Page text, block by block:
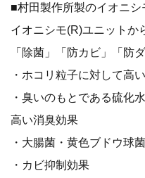
■村田製作所製のイオニシ
イオニシモ(R)ユニットか
「除菌」「防カビ」「防
・ホコリ粒子に対して高
・臭いのもとである硫化
高い消臭効果
・大腸菌・黄色ブドウ球
・カビ抑制効果